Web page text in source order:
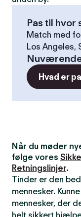
Pas til hvor
Match med
Los Angeles,
Hvad er
Når du møder
følge vores
Retningslinjer.
Tinder er den
mennesker.
mennesker, der
helt sikkert